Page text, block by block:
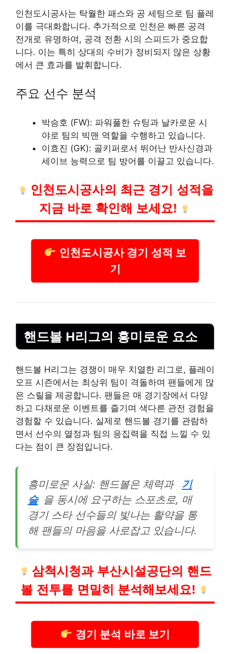
인천도시공사는 탁월한 패스와 공 세팅으로 팀 플레
이를 극대화합니다. 추가적으로 인천은 빠른 공격
전개로 유명하여, 공격 전환 시의 스피드가 중요합
니다. 이는 특히 상대의 수비가 정비되지 않은 상황
에서 큰 효과를 발휘합니다.
주요 선수 분석
박승호 (FW): 파워풀한 슈팅과 날카로운 시
야로 팀의 빅맨 역할을 수행하고 있습니다.
이효진 (GK): 골키퍼로서 뛰어난 반사신경과
세이브 능력으로 팀 방어를 이끌고 있습니다.
인천도시공사의 최근 경기 성적을
지금 바로 확인해 보세요!
인천도시공사 경기 성적 보
기
핸드볼 H리그의 흥미로운 요소
핸드볼 H리그는 경쟁이 매우 치열한 리그로, 플레이
오프 시즌에서는 최상위 팀이 격돌하며 팬들에게 많
은 스릴을 제공합니다. 팬들은 매 경기장에서 다양
하고 다채로운 이벤트를 즐기며 색다른 관전 경험을
경험할 수 있습니다. 실제로 핸드볼 경기를 관람하
면서 선수의 열정과 팀의 응집력을 직접 느낄 수 있
다는 점이 큰 장점입니다.
흥미로운 사실: 핸드볼은 체력과
기
술 을 동시에 요구하는 스포츠로, 매
경기 스타 선수들의 빛나는 활약을 통
해 팬들의 마음을 사로잡고 있습니다.
삼척시청과 부산시설공단의 핸드
볼 전투를 면밀히 분석해보세요!
경기 분석 바로 보기